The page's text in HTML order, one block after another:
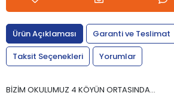
Ürün Açıklaması
Garanti ve Teslimat
Taksit Seçenekleri
Yorumlar
BİZİM OKULUMUZ 4 KÖYÜN ORTASINDA...